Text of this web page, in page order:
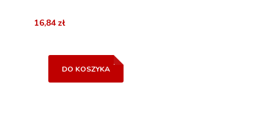
16,84 zł
DO KOSZYKA